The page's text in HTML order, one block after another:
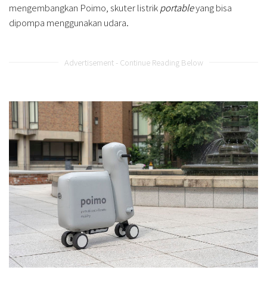
mengembangkan Poimo, skuter listrikportableyang bisa
dipompa menggunakan udara.
Advertisement - Continue Reading Below